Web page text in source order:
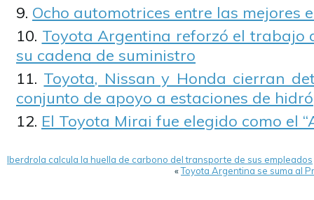
Ocho automotrices entre las mejores
Toyota Argentina reforzó el trabajo
su cadena de suministro
Toyota, Nissan y Honda cierran
conjunto de apoyo a estaciones de
El Toyota Mirai fue elegido como el
Iberdrola calcula la huella de carbono del transporte de sus empleados
«Toyota Argentina se suma al